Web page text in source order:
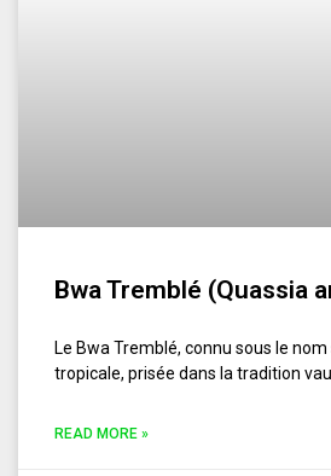
Bwa Tremblé (Quassia
Le Bwa Tremblé, connu sous le
tropicale, prisée dans la tradition
READ MORE »